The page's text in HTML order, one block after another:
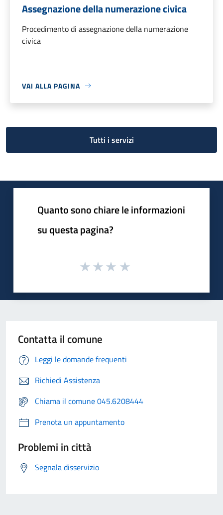
Assegnazione della numerazione civica
Procedimento di assegnazione della numerazione
civica
VAI ALLA PAGINA
Tutti i servizi
Quanto sono chiare le informazioni
su questa pagina?
Contatta il comune
Leggi le domande frequenti
Richiedi Assistenza
Chiama il comune 045.6208444
Prenota un appuntamento
Problemi in città
Segnala disservizio